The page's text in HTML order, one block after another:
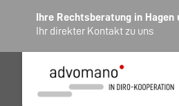
Ihre Rechtsberatung in Hagen
Ihr direkter Kontakt zu uns